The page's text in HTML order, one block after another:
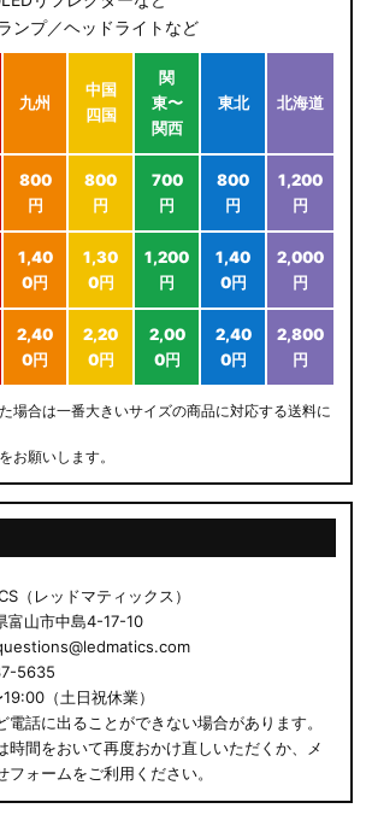
ンプ／ヘッドライトなど
九州
中国
四国
関
東〜
関西
東北 北海道
800
円
800
円
700
円
800
円
1,200
円
1,40
0円
1,30
0円
1,200
円
1,40
0円
2,000
円
2,40
0円
2,20
0円
2,00
0円
2,40
0円
2,800
円
場合は一番大きいサイズの商品に対応する送料に
お願いします。
（レッドマティックス）
富山市中島4-17-10
5635
（土日祝休業）
電話に出ることができない場合があります。
時間をおいて再度おかけ直しいただくか、メ
フォームをご利用ください。